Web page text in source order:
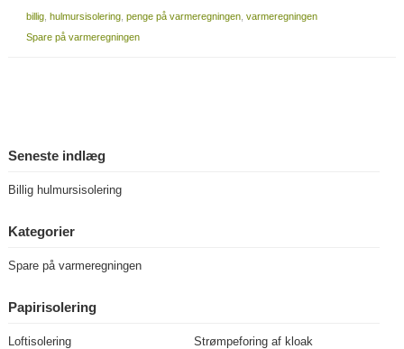
billig ,hulmursisolering ,penge på varmeregningen ,varmeregningen
Spare på varmeregningen
Seneste indlæg
Billig hulmursisolering
Kategorier
Spare på varmeregningen
Papirisolering
Loftisolering Strømpeforing af kloak